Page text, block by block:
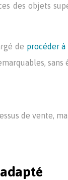
des objets
de procéder
de vente,